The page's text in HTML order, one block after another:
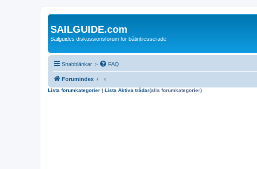
SAILGUIDE.com
Sailguides diskussionsforum för båtintresserade
Snabblänkar > FAQ
Forumindex
Lista forumkategorier | Lista Aktiva trådar(alla forumkategorier)